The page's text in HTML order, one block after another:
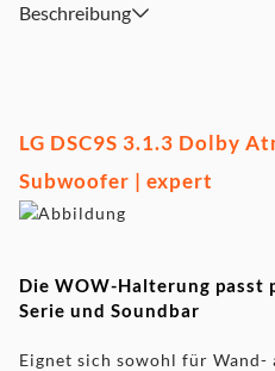
Beschreibung
LG DSC9S 3.1.3 Dolby
Subwoofer | expert
Die WOW-Halterung passt
Serie und Soundbar
Eignet sich sowohl für Wand-